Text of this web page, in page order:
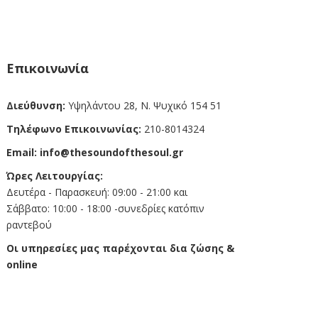
Επικοινωνία
Διεύθυνση: Υψηλάντου 28, Ν. Ψυχικό 154 51
Τηλέφωνο Επικοινωνίας: 210-8014324
Email: info@thesoundofthesoul.gr
Ώρες Λειτουργίας:
Δευτέρα - Παρασκευή: 09:00 - 21:00 και
Σάββατο: 10:00 - 18:00 -συνεδρίες κατόπιν
ραντεβού
Οι υπηρεσίες μας παρέχονται δια ζώσης &
online